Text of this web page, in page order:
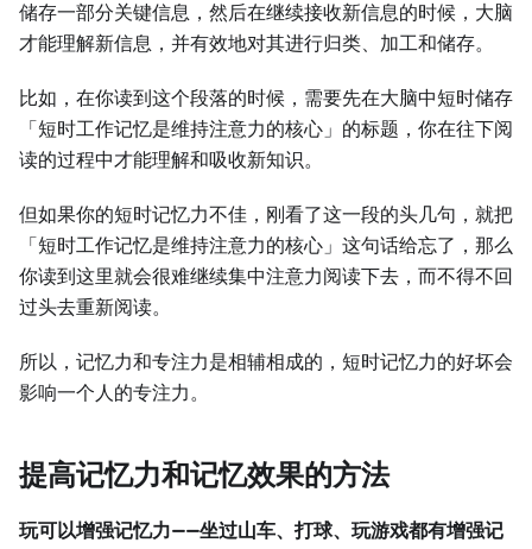
储存一部分关键信息，然后在继续接收新信息的时候，大脑
才能理解新信息，并有效地对其进行归类、加工和储存。
比如，在你读到这个段落的时候，需要先在大脑中短时储存
「短时工作记忆是维持注意力的核心」的标题，你在往下阅
读的过程中才能理解和吸收新知识。
但如果你的短时记忆力不佳，刚看了这一段的头几句，就把
「短时工作记忆是维持注意力的核心」这句话给忘了，那么
你读到这里就会很难继续集中注意力阅读下去，而不得不回
过头去重新阅读。
所以，记忆力和专注力是相辅相成的，短时记忆力的好坏会
影响一个人的专注力。
提高记忆力和记忆效果的方法
玩可以增强记忆力——坐过山车、打球、玩游戏都有增强记